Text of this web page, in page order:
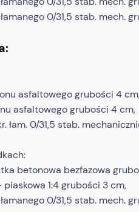
0/31,5 stab. mech.
asfaltowego grubości 4
asfaltowego grubości 4 cm,
łam. 0/31,5 stab.
betonowa bezfazowa
1:4 grubości 3 cm,
0/31,5 stab. mech.